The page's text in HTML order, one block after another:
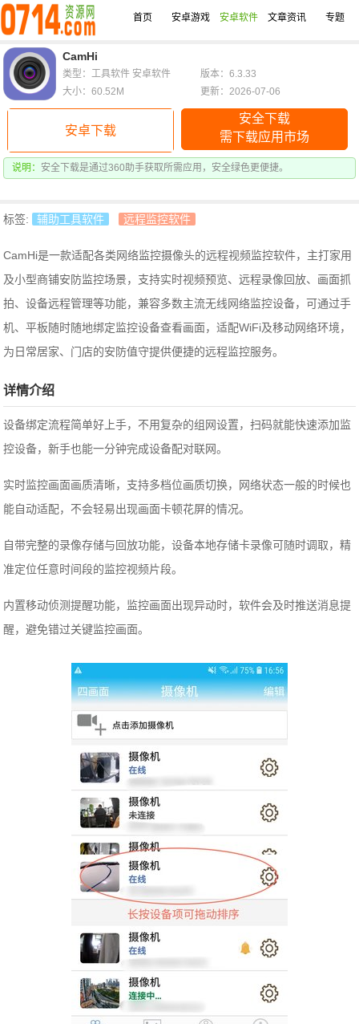
首页 安卓游戏 安卓软件 文章资讯 专题
CamHi
安卓下载
安全下载
需下载应用市场
说明： 安全下载是通过360助手获取所需应用，安全绿色更便捷。
类型：工具软件 安卓软件
版本：6.3.33
大小：60.52M
更新：2026-07-06
标签: 辅助工具软件 远程监控软件
CamHi是一款适配各类网络监控摄像头的远程视频监控软件，主打家用
及小型商铺安防监控场景，支持实时视频预览、远程录像回放、画面抓
拍、设备远程管理等功能，兼容多数主流无线网络监控设备，可通过手
机、平板随时随地绑定监控设备查看画面，适配WiFi及移动网络环境，
为日常居家、门店的安防值守提供便捷的远程监控服务。
详情介绍
设备绑定流程简单好上手，不用复杂的组网设置，扫码就能快速添加监
控设备，新手也能一分钟完成设备配对联网。
实时监控画面画质清晰，支持多档位画质切换，网络状态一般的时候也
能自动适配，不会轻易出现画面卡顿花屏的情况。
自带完整的录像存储与回放功能，设备本地存储卡录像可随时调取，精
准定位任意时间段的监控视频片段。
内置移动侦测提醒功能，监控画面出现异动时，软件会及时推送消息提
醒，避免错过关键监控画面。